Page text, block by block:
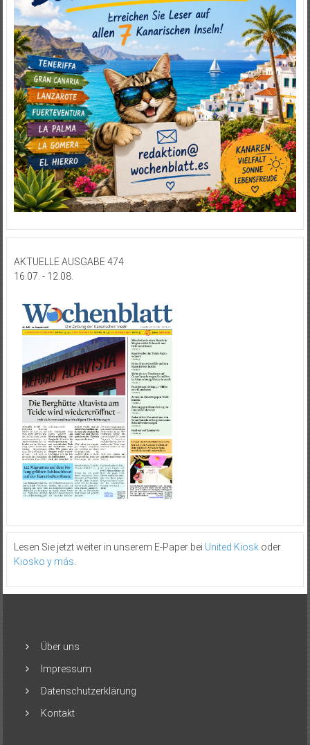
AKTUELLE AUSGABE 474
16.07. - 12.08.
Lesen Sie jetzt weiter in unserem E-Paper bei United Kioskoder
Kiosko y más
Über uns
Impressum
Datenschutzerklärung
Kontakt